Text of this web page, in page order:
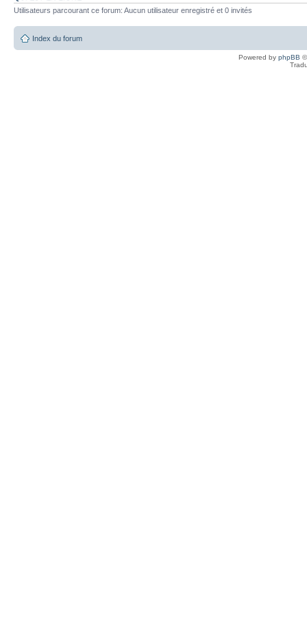
Utilisateurs parcourant ce forum: Aucun utilisateur enregistré et 0 invités
Index du forum
Powered by phpBB